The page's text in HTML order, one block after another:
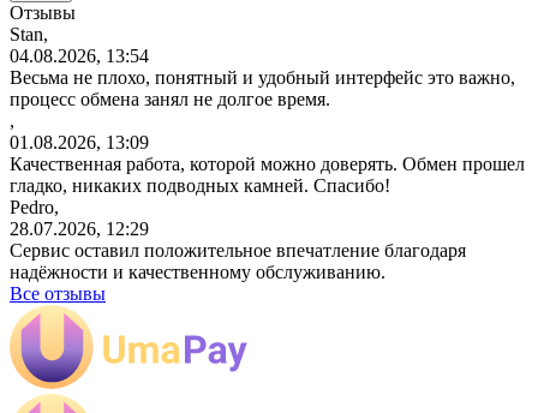
Отзывы
Stan,
04.08.2026, 13:54
Весьма не плохо, понятный и удобный интерфейс это важно,
процесс обмена занял не долгое время.
,
01.08.2026, 13:09
Качественная работа, которой можно доверять. Обмен прошел
гладко, никаких подводных камней. Спасибо!
Pedro,
28.07.2026, 12:29
Сервис оставил положительное впечатление благодаря
надёжности и качественному обслуживанию.
Все отзывы